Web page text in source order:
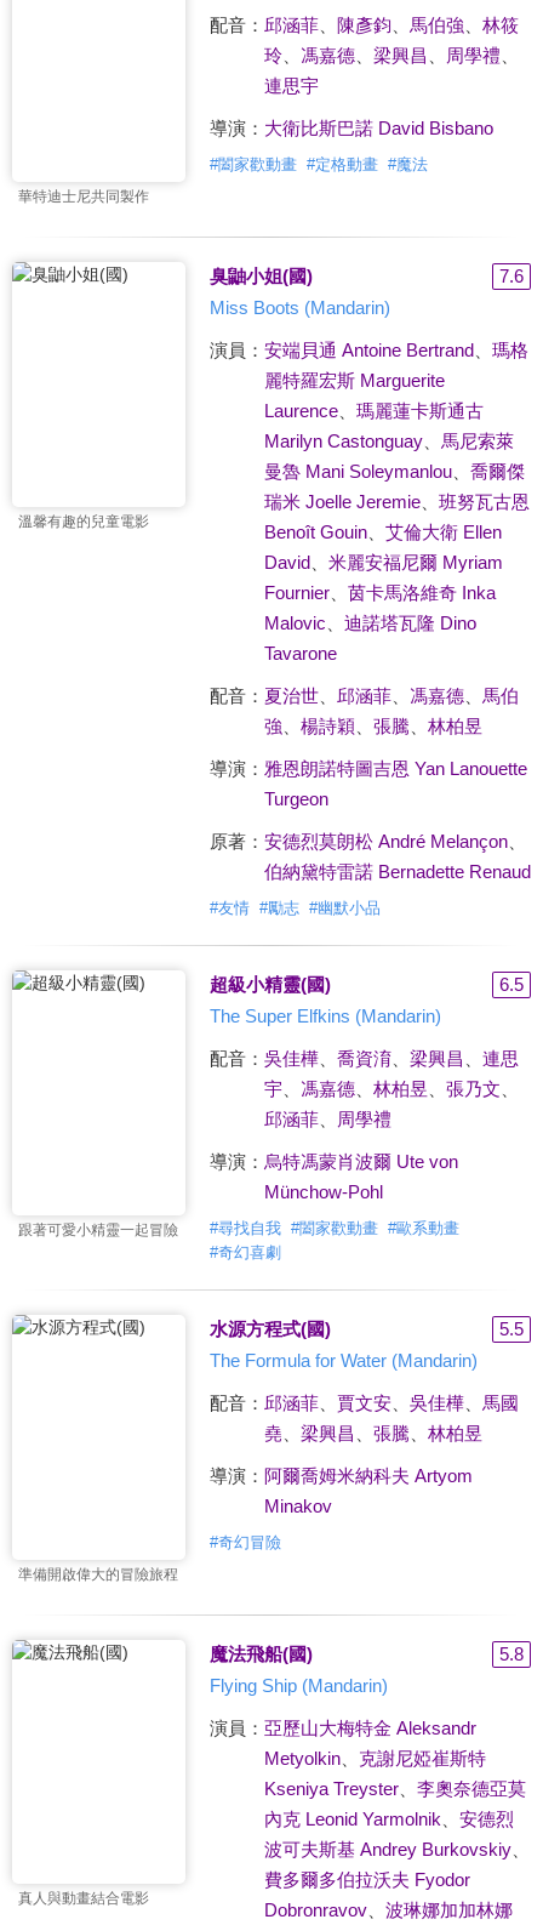
華特迪士尼共同製作
配音： 邱涵菲、 陳彥鈞 馬伯強
林筱
玲、 馮嘉德、 梁興昌 周學禮
連思宇
導演： 大衛比斯巴諾 David Bisbano
#闔家歡動畫 #定格動畫 #魔法
溫馨有趣的兒童電影
臭鼬小姐(國)
7.6
Miss Boots (Mandarin)
演員： 安端貝通 Antoine Bertrand、 瑪格
麗特羅宏斯 Marguerite
Laurence、 瑪麗蓮卡斯通古
Marilyn Castonguay、 馬尼索萊
曼魯 Mani Soleymanlou、 喬爾傑
瑞米 Joelle Jeremie、 班努瓦古恩
Benoît Gouin、 艾倫大衛 Ellen
David、 米麗安福尼爾 Myriam
Fournier、 茵卡馬洛維奇 Inka
Malovic
迪諾塔瓦隆 Dino
Tavarone
配音： 夏治世、 邱涵菲、 馮嘉德、 馬伯
強
楊詩穎 張騰 林柏昱
導演： 雅恩朗諾特圖吉恩 Yan Lanouette
Turgeon
原著： 安德烈莫朗松 André Melançon、
伯納黛特雷諾 Bernadette Renaud
#友情 #勵志 #幽默小品
跟著可愛小精靈一起冒險
超級小精靈(國)
6.5
The Super Elfkins (Mandarin)
配音： 吳佳樺、 喬資淯、 梁興昌
連思
宇、 馮嘉德、 林柏昱 張乃文
邱涵菲、 周學禮
導演： 烏特馮蒙肖波爾 Ute von
Münchow-Pohl
#尋找自我 #闔家歡動畫 #歐系動畫
#奇幻喜劇
準備開啟偉大的冒險旅程
水源方程式(國)
5.5
The Formula for Water (Mandarin)
配音： 邱涵菲、 賈文安、 吳佳樺、 馬國
堯
梁興昌 張騰 林柏昱
導演： 阿爾喬姆米納科夫 Artyom
Minakov
#奇幻冒險
真人與動畫結合電影
魔法飛船(國)
5.8
Flying Ship (Mandarin)
演員： 亞歷山大梅特金 Aleksandr
Metyolkin、 克謝尼婭崔斯特
Kseniya Treyster、 李奧奈德亞莫
內克 Leonid Yarmolnik
安德烈
波可夫斯基 Andrey Burkovskiy、
費多爾多伯拉沃夫 Fyodor
Dobronravov、 波琳娜加加林娜